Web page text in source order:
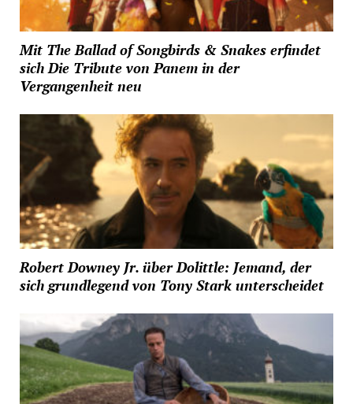
Mit The Ballad of Songbirds & Snakes erfindet
sich Die Tribute von Panem in der
Vergangenheit neu
Robert Downey Jr. über Dolittle: Jemand, der
sich grundlegend von Tony Stark unterscheidet